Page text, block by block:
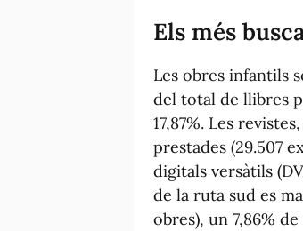
Els més
Les obres infantils
del total de llibres
17,87%. Les
prestades (29.507
digitals versàtils
de la ruta sud es
obres), un 7,86%